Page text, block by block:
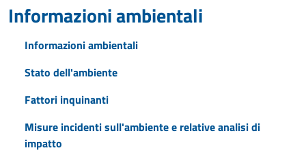
Informazioni ambientali
Informazioni ambientali
Stato dell'ambiente
Fattori inquinanti
Misure incidenti sull'ambiente e relative analisi di
impatto